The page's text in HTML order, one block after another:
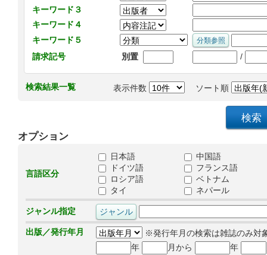
キーワード３
キーワード４
キーワード５
請求記号
別置 /
検索結果一覧 表示件数 ソート順
オプション
言語区分
日本語
中国語
ドイツ語
フランス語
ロシア語
ベトナム
タイ
ネパール
ジャンル指定
出版／発行年月
※発行年月の検索は雑誌のみ対
年
月から 年